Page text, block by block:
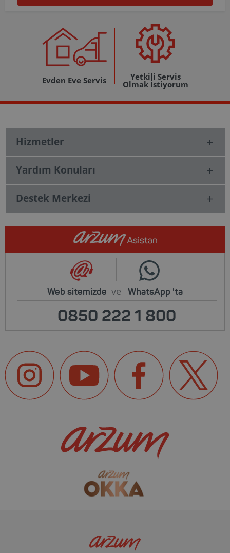
Evden Eve Servis Yetkili Servis
Olmak İstiyorum
Hizmetler
Yardım Konuları
Destek Merkezi
Web sitemizde ve WhatsApp 'ta
0850 222 1 800